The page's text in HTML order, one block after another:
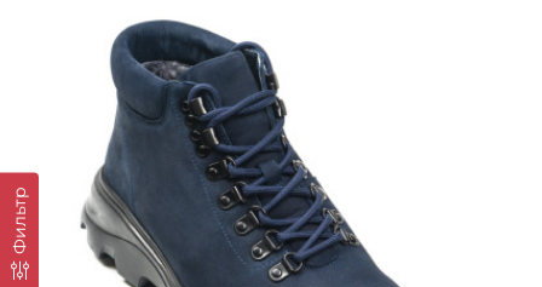
Фильтр